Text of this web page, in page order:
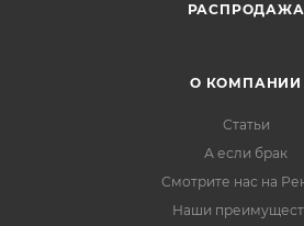
РАСПРОДАЖА
О КОМПАНИИ
Статьи
А если брак
Смотрите нас на
Наши